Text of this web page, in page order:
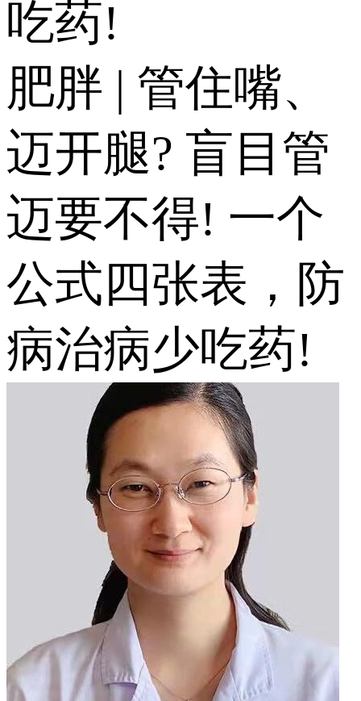
吃药!
肥胖 | 管住嘴、
迈开腿? 盲目管
迈要不得! 一个
公式四张表，防
病治病少吃药!